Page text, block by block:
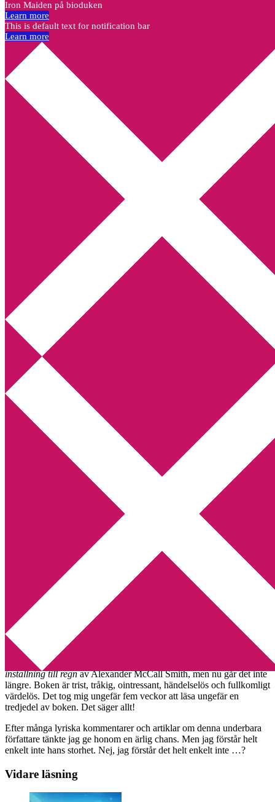
Annikas litteratur- och kulturblogg
Deckare, kriminalromaner, thrillers
Hem
Boktolva
Författarfemman
Kontakt
Webbshop Amazon
Utskriftscentralen
Min tv-blogg
You are here:Home Alexander McCall Smith /Nu ger jag upp!
Nu ger jag upp!
2009-09-25 Annika
Under flera veckors tid har jag kämpat och kämpat med boken
inställning till regnav Alexander McCall Smith, men nu går det inte
längre. Boken är trist, tråkig, ointressant, händelselös och fullkomligt
värdelös. Det tog mig ungefär fem veckor att läsa ungefär en
tredjedel av boken. Det säger allt!
Efter många lyriska kommentarer och artiklar om denna underbara
författare tänkte jag ge honom en ärlig chans. Men jag förstår helt
enkelt inte hans storhet. Nej, jag förstår det helt enkelt inte …?
Vidare läsning
Iron Maiden på bioduken
Learn more
This is default text for notification bar
Learn more